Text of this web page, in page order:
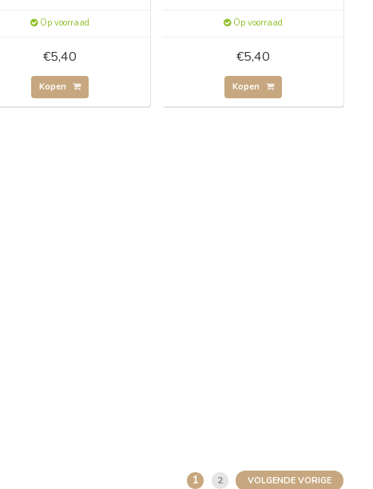
Op voorraad
€5,40
Kopen
Op voorraad
€5,40
Kopen
1 2 VOLGENDE VORIGE